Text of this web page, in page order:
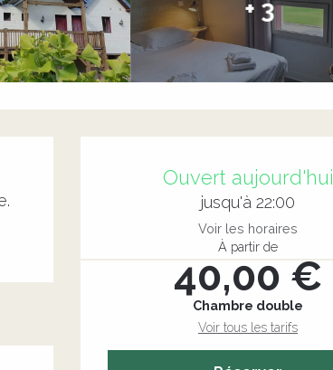
+ 3
Ouvert aujourd'hui
jusqu'à 22:00
Voir les horaires
À partir de
40,00 €
Chambre double
Voir tous les tarifs